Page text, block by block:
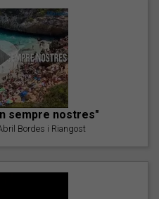
sempre nostres"
Bordes i Riangost